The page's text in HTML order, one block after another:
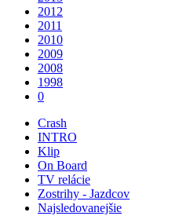
2012
2011
2010
2009
2008
1998
0
Crash
INTRO
Klip
On Board
TV relácie
Zostrihy - Jazdcov
Najsledovanejšie